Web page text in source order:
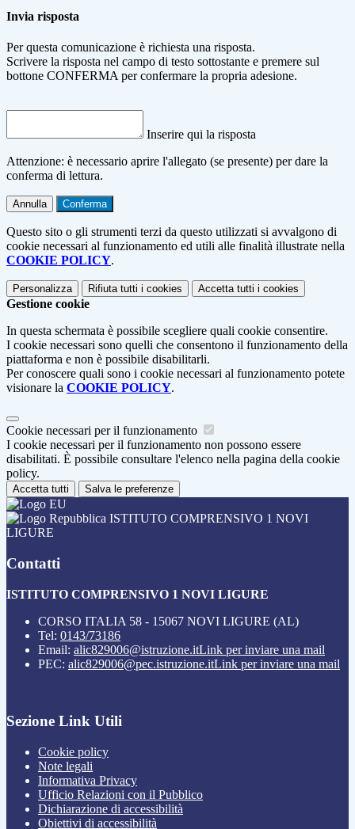
Invia risposta
Per questa comunicazione è richiesta una risposta.
Scrivere la risposta nel campo di testo sottostante e premere sul
bottone CONFERMA per confermare la propria adesione.
Inserire qui la risposta
Attenzione: è necessario aprire l'allegato (se presente) per dare la
conferma di lettura.
Annulla Conferma
Questo sito o gli strumenti terzi da questo utilizzati si avvalgono di
cookie necessari al funzionamento ed utili alle finalità illustrate nella
COOKIE POLICY.
Personalizza Rifiuta tutti i cookies Accetta tutti i cookies
Gestione cookie
In questa schermata è possibile scegliere quali cookie consentire.
I cookie necessari sono quelli che consentono il funzionamento della
piattaforma e non è possibile disabilitarli.
Per conoscere quali sono i cookie necessari al funzionamento potete
visionare la COOKIE POLICY.
Cookie necessari per il funzionamento
I cookie necessari per il funzionamento non possono essere
disabilitati. È possibile consultare l'elenco nella pagina della cookie
policy.
Accetta tutti Salva le preferenze
ISTITUTO COMPRENSIVO 1 NOVI
LIGURE
Contatti
ISTITUTO COMPRENSIVO 1 NOVI LIGURE
CORSO ITALIA 58 - 15067 NOVI LIGURE (AL)
Tel: 0143/73186
Email: alic829006@istruzione.itLink per inviare una mail
PEC: alic829006@pec.istruzione.itLink per inviare una mail
Sezione Link Utili
Cookie policy
Note legali
Informativa Privacy
Ufficio Relazioni con il Pubblico
Dichiarazione di accessibilità
Obiettivi di accessibilità